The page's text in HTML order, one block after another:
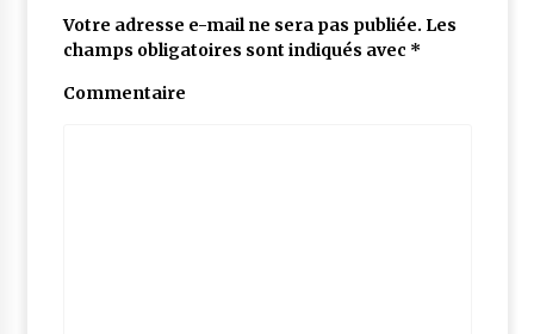
Votre adresse e-mail ne sera pas publiée. Les
champs obligatoires sont indiqués avec *
Commentaire